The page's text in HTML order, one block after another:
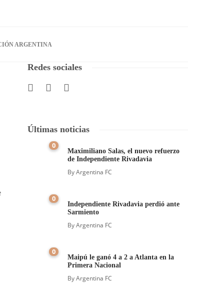
ARGENTINA
Redes sociales
Últimas noticias
0
Maximiliano Salas, el nuevo refuerzo
de Independiente Rivadavia
ByArgentina FC
0
Independiente Rivadavia perdió ante
Sarmiento
ByArgentina FC
0
Maipú le ganó 4 a 2 a Atlanta en la
Primera Nacional
ByArgentina FC